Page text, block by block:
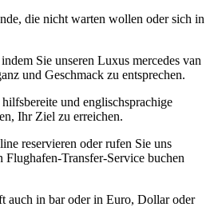
die nicht warten wollen oder sich in
Sie unseren Luxus mercedes van
und Geschmack zu entsprechen.
und englischsprachige
Ihr Ziel zu erreichen.
reservieren oder rufen Sie uns
Flughafen-Transfer-Service buchen
auch in bar oder in Euro, Dollar oder